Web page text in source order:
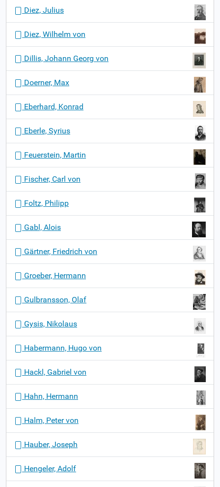
Diez, Julius
Diez, Wilhelm von
Dillis, Johann Georg von
Doerner, Max
Eberhard, Konrad
Eberle, Syrius
Feuerstein, Martin
Fischer, Carl von
Foltz, Philipp
Gabl, Alois
Gärtner, Friedrich von
Groeber, Hermann
Gulbransson, Olaf
Gysis, Nikolaus
Habermann, Hugo von
Hackl, Gabriel von
Hahn, Hermann
Halm, Peter von
Hauber, Joseph
Hengeler, Adolf